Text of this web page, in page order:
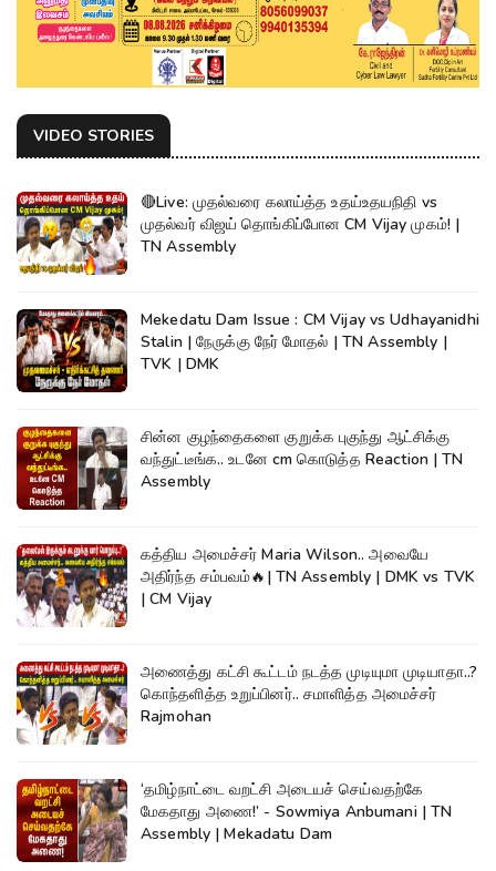
VIDEO STORIES
🔴Live: முதல்வரை கலாய்த்த உதய்உதயநிதி vs
முதல்வர் விஜய் தொங்கிப்போன CM Vijay முகம்! |
TN Assembly
Mekedatu Dam Issue : CM Vijay vs Udhayanidhi
Stalin | நேருக்கு நேர் மோதல் | TN Assembly |
TVK | DMK
சின்ன குழந்தைகளை குறுக்க புகுந்து ஆட்சிக்கு
வந்துட்டீங்க.. உடனே cm கொடுத்த Reaction | TN
Assembly
கத்திய அமைச்சர் Maria Wilson.. அவையே
அதிர்ந்த சம்பவம்🔥| TN Assembly | DMK vs TVK
| CM Vijay
அணைத்து கட்சி கூட்டம் நடத்த முடியுமா முடியாதா..?
கொந்தளித்த உறுப்பினர்.. சமாளித்த அமைச்சர்
Rajmohan
‘தமிழ்நாட்டை வறட்சி அடையச் செய்வதற்கே
மேகதாது அணை!’ - Sowmiya Anbumani | TN
Assembly | Mekadatu Dam